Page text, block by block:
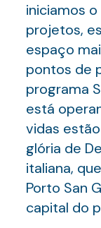
iniciamos
projetos,
espaço
pontos de
programa
está
vidas
glória de
italiana,
Porto San
capital do